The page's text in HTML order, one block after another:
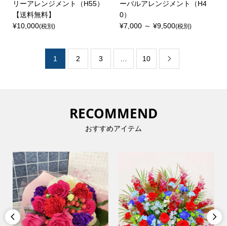
リーアレンジメント（H55）
【送料無料】
¥10,000(税別)
ーバルアレンジメント（H4
0）
¥7,000 ～ ¥9,500(税別)
1 2 3 … 10 
RECOMMEND
おすすめアイテム
 